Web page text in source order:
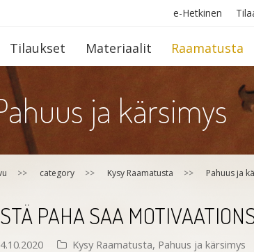
e-Hetkinen
Tilaukset Materiaalit Raamatusta
ja kärsimys
>> category >> Kysy Raamatusta >> Pahuus ja
PAHA SAA
Kysy Raamatusta, Pahuus ja kärsimys